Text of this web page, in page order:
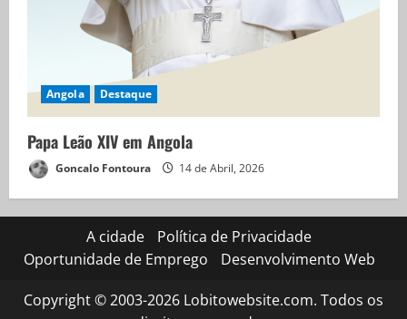
Angola Destaque
Papa Leão XIV em Angola
Goncalo Fontoura 14 de Abril, 2026
A cidade
Política de Privacidade
Oportunidade de Emprego
Desenvolvimento Web
Copyright © 2003-2026 Lobitowebsite.com. Todos os